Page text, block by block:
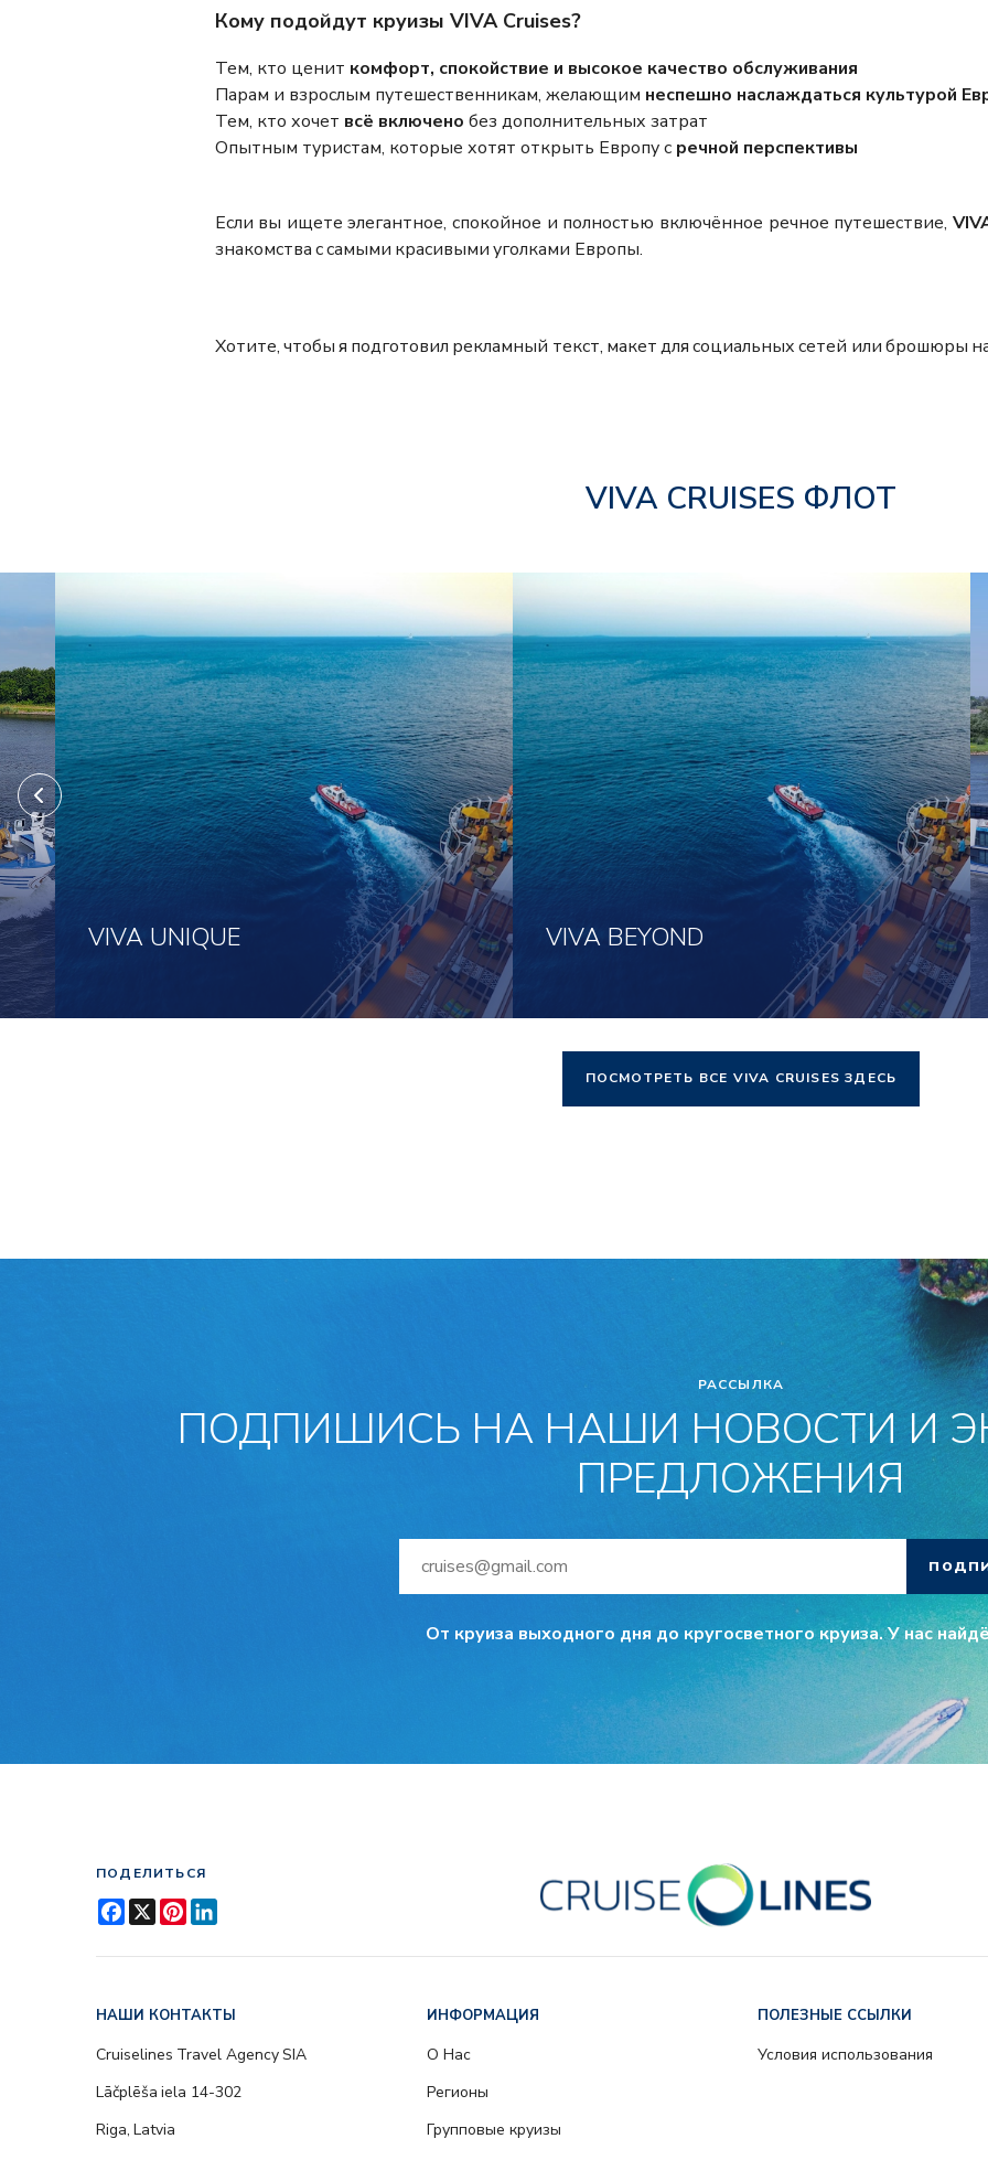
Кому подойдут круизы VIVA Cruises?
Тем, кто ценит комфорт, спокойствие и высокое качество обслуживания
Парам и взрослым путешественникам, желающим неспешно наслаждаться культурой
Тем, кто хочет всё включено без дополнительных затрат
Опытным туристам, которые хотят открыть Европу с речной перспективы
Если вы ищете элегантное, спокойное и полностью включённое речное путешествие,
знакомства с самыми красивыми уголками Европы.
Хотите, чтобы я подготовил рекламный текст, макет для социальных сетей или брошюры
VIVA CRUISES ФЛОТ
VIVA UNIQUE VIVA BEYOND
Нажмите здесь, чтобы посмотреть
ПОСМОТРЕТЬ ВСЕ VIVA CRUISES ЗДЕСЬ
РАССЫЛКА
ПОДПИШИСЬ НА НАШИ НОВОСТИ И
ПРЕДЛОЖЕНИЯ
От круиза выходного дня до кругосветного круиза. У нас
ПОДЕЛИТЬСЯ
Facebook
X Pinterest
НАШИ КОНТАКТЫ
Cruiselines Travel Agency SIA
Lāčplēša iela 14-302
Riga, Latvia
ИНФОРМАЦИЯ
О Нас
Регионы
Групповые круизы
ПОЛЕЗНЫЕ ССЫЛКИ
Условия использования